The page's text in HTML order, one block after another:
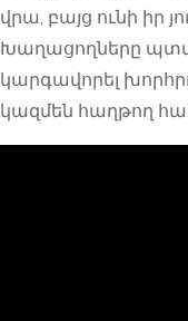
վրա, բայց ունի իր
Խաղացողները
կարգավորել
կազմեն հաղթող